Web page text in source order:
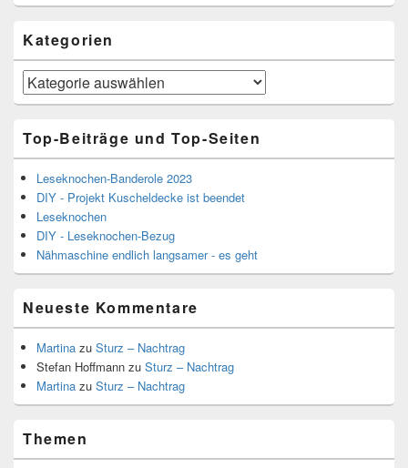
Kategorien
Kategorien
Top-Beiträge und Top-Seiten
Leseknochen-Banderole 2023
DIY - Projekt Kuscheldecke ist beendet
Leseknochen
DIY - Leseknochen-Bezug
Nähmaschine endlich langsamer - es geht
Neueste Kommentare
Martina zu Sturz – Nachtrag
Stefan Hoffmann zu Sturz – Nachtrag
Martina zu Sturz – Nachtrag
Themen